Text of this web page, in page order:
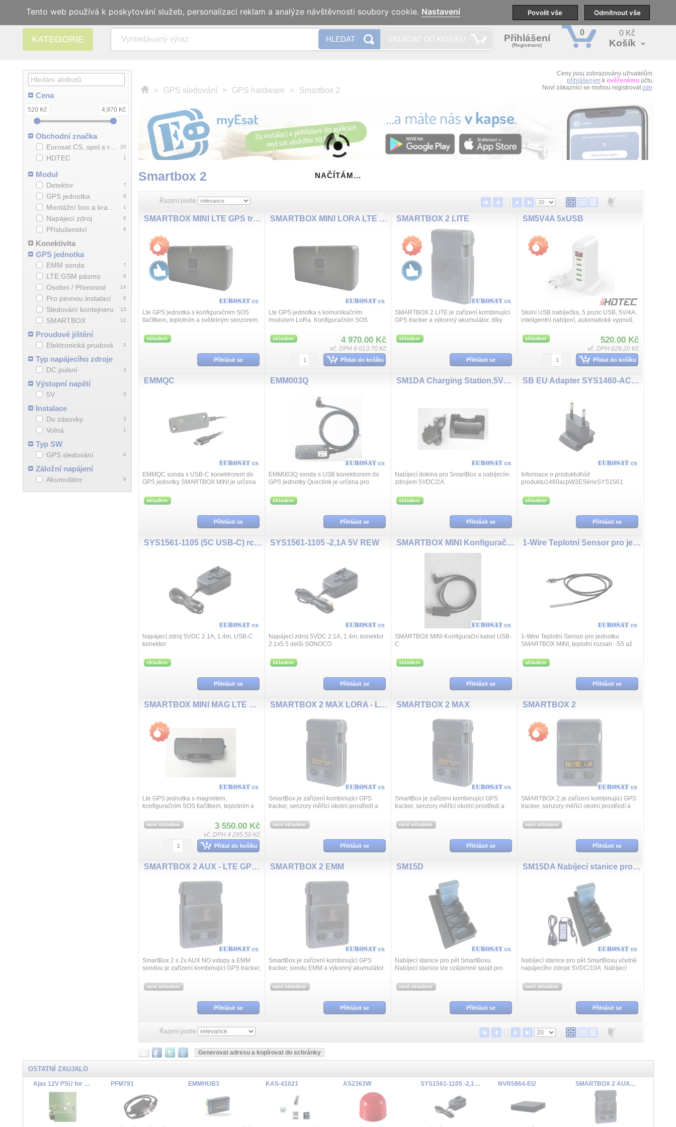
Naše pobočky Technická podpora CS
KATEGORIE HLEDAT VKLÁDAT DO KOŠÍKU Přihlášení
(Registrace)
0 0 Kč
Košík
Cena
520 Kč 4,970 Kč
Obchodní značka
20
Eurosat CS, spol.s r.o.
1
HDTEC
Modul
7
Detektor
9
GPS jednotka
1
6
Napájecí zdroj
6
Příslušenství
Konektivita
GPS jednotka
7
EMM sonda
9
LTE GSM pásmo
14
Osobní / Přenosné
6
Pro pevnou instalaci
13
Sledování kontejneru
12
SMARTBOX
Proudové jištění
3
Elektronická prudová
Typ napájecího zdroje
3
DC pulsní
Výstupní napětí
3
5V
Instalace
3
Do zásuvky
1
Volná
Typ SW
6
GPS sledování
Záložní napájení
9
Akumulátor
> GPS sledování > GPS hardware > Smartbox 2
Ceny jsou zobrazovány uživatelům
přihlášenýmk ověřenémuúčtu.
Noví zákaznící se mohou registrovatzde.
Smartbox 2 NAČÍTÁM...
Řazení podle
SMARTBOX MINI LTE GPS tracker
Lte GPS jednotka s konfiguračním SOS
tlačítkem, teplotním a světelným senzorem.
zasílá tyto informace prostřednict...
skladem
Přihlásit se
SMARTBOX MINI LORA LTE Lora GPS tracker
Lte GPS jednotka s komunikačním
modulem LoRa. Konfiguračním SOS
Přenosný tracker zaznamenává polohu a
zasílá tyt...
skladem 4 970.00 Kč
vč. DPH 6 013.70 Kč
Přidat do košíku
SMARTBOX 2 LITE
SMARTBOX 2 LITE je zařízení kombinující
GPS tracker a výkonný akumulátor, díky
velmi dlouhých cestách.
skladem
Přihlásit se
SM5V4A 5xUSB
Stolní USB nabíječka, 5 pozic USB, 5V/4A,
inteligentní nabíjení, automatické vypnutí,
napájecí kabel 1,8m, b...
skladem 520.00 Kč
vč. DPH 629.20 Kč
Přidat do košíku
EMMQC
EMMQC sonda s USB-C konektrorem do
GPS jednotky SMARTBOX MINI je určena
tlaku vzduchu a nárazů. Podpor...
skladem
Přihlásit se
EMM003Q
EMM003Q sonda s USB konektrorem do
GPS jednotky Queclink je určena pro
tlaku vzduchu a nárazů. Podporuje 3D ori...
skladem
Přihlásit se
SM1DA Charging Station,5VDC/2A
Nabíjecí dokina pro SmartBox a nabíjecím
zdrojem 5VDC/2A.
skladem
Přihlásit se
SB EU Adapter SYS1460-AC PLUG EU
Informace o produktuKód
produktu1460acpW2ESérieSYS1561
kartonu1200 ksVáha kartonu11,6
kgRozměr kartonu0.495x0.480x0.445
skladem
Přihlásit se
SYS1561-1105 (5C USB-C) rc 1.4m
Napájecí zdroj 5VDC 2.1A, 1.4m, USB-C
konektor
skladem
Přihlásit se
SYS1561-1105 -2,1A 5V REW
Napájecí zdroj 5VDC 2.1A, 1.4m, konektor
2.1x5.5 delší SONOCO
skladem
Přihlásit se
SMARTBOX MINI Konfigurační kabel USB-C
SMARTBOX MINI Konfigurační kabel USB-
C
skladem
Přihlásit se
1-Wire Teplotní Sensor pro jednotku SMARTBOX MINI
1-Wire Teplotní Sensor pro jednotku
SMARTBOX MINI, teplotní rozsah: -55 až
skladem
Přihlásit se
SMARTBOX MINI MAG LTE GPS tracker
Lte GPS jednotka s magnetem,
konfiguračním SOS tlačítkem, teplotním a
zaznamenává polohu a zasílá tyto
informace pr...
není skladem 3 550.00 Kč
vč. DPH 4 295.50 Kč
Přidat do košíku
SMARTBOX 2 MAX LORA - LTE GPS tracker, OLED, TEMS,
SmartBox je zařízení kombinující GPS
tracker, senzory měřící okolní prostředí a
bezdrátovou komunikaci LORA. SmartBox
tak mo...
není skladem
Přihlásit se
SMARTBOX 2 MAX
SmartBox je zařízení kombinující GPS
tracker, senzory měřící okolní prostředí a
monitoruje okolní prostředí (teplota,
vlhkost...
není skladem
Přihlásit se
SMARTBOX 2
SMARTBOX 2 je zařízení kombinující GPS
tracker, senzory měřící okolní prostředí a
monitoruje okolní prostředí (tepl...
není skladem
Přihlásit se
SMARTBOX 2 AUX - LTE GPS tracker, OLED, TEMS
SmartBox 2 s 2x AUX NO vstupy a EMM
sondou je zařízení kombinující GPS tracker,
SmartBox tak monitoruje okolní prostřed...
není skladem
Přihlásit se
SMARTBOX 2 EMM
SmartBox je zařízení kombinující GPS
tracker, sondu EMM a výkonný akumulátor.
(teplota, vlhkost, tlak vzduchu, ú...
není skladem
Přihlásit se
SM15D
Nabíjecí stanice pro pět SmartBoxu.
Nabíjecí stanice lze vzájemné spojit pro
není skladem
Přihlásit se
SM15DA Nabíjecí stanice pro 5ks SmartBox
Nabíjecí stanice pro pět SmartBoxu včetně
napájecího zdroje 5VDC/10A. Nabíjecí
není skladem
Přihlásit se
Řazení podle
OSTATNÍ ZAUJALO
Ajax 12V PSU for NVR ASP PFM791 EMMHUB3 KAS-41021 AS2363W SYS1561-1105 -2,1A 5V REW NVR5864-EI2 SMARTBOX 2 AUX - LTE GPS tracker, OLED, TEMS
Tento web používá k poskytování služeb, personalizaci reklam a analýze návštěvnosti soubory cookie. Nastavení Povolit vše Odmítnout vše